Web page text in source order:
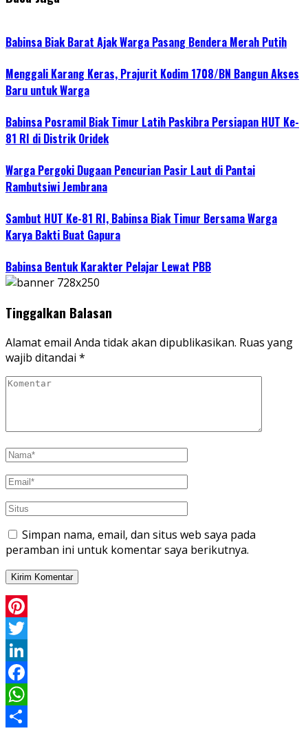
Babinsa Biak Barat Ajak Warga Pasang Bendera Merah Putih
Menggali Karang Keras, Prajurit Kodim 1708/BN Bangun Akses
Baru untuk Warga
Babinsa Posramil Biak Timur Latih Paskibra Persiapan HUT Ke-
81 RI di Distrik Oridek
Warga Pergoki Dugaan Pencurian Pasir Laut di Pantai
Rambutsiwi Jembrana
Sambut HUT Ke-81 RI, Babinsa Biak Timur Bersama Warga
Karya Bakti Buat Gapura
Babinsa Bentuk Karakter Pelajar Lewat PBB
Tinggalkan Balasan
Alamat email Anda tidak akan dipublikasikan. Ruas yang
wajib ditandai *
Simpan nama, email, dan situs web saya pada
peramban ini untuk komentar saya berikutnya.
Pinterest
Twitter
LinkedIn
Facebook
WhatsApp